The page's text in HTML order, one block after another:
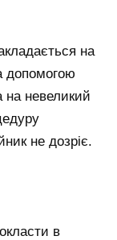
на
допомогою
на невеликий
не дозріє.
в